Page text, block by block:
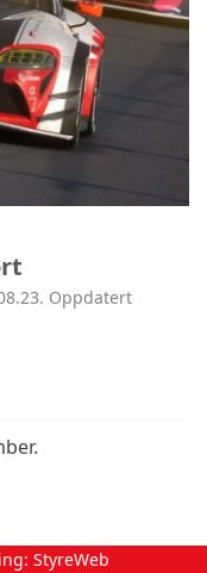
Oppdatert
StyreWeb